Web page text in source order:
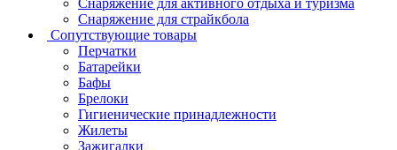
Снаряжение для активного отдыха и туризма
Снаряжение для страйкбола
Сопутствующие товары
Перчатки
Батарейки
Бафы
Брелоки
Гигиенические принадлежности
Жилеты
Зажигалки